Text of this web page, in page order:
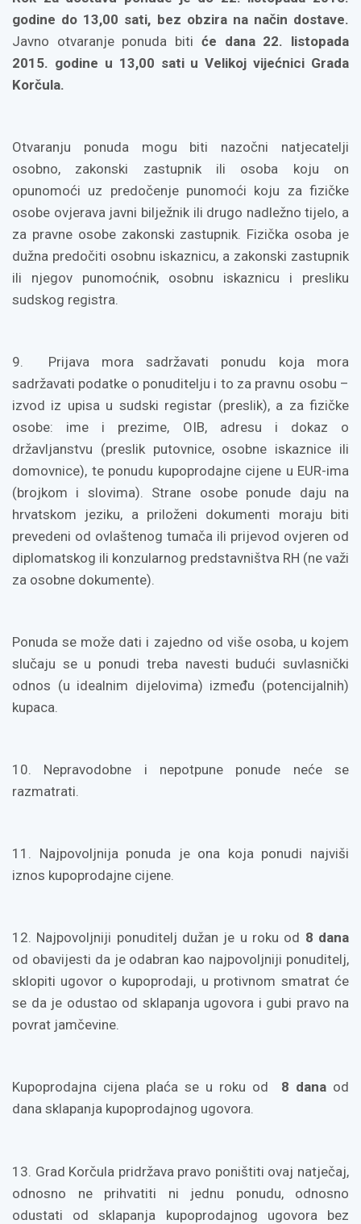
godine do 13,00 sati, bez obzira na način dostave.
Javno otvaranje ponuda biti će dana 22. listopada
2015. godine u 13,00 sati u Velikoj vijećnici Grada
Korčula.
Otvaranju ponuda mogu biti nazočni natjecatelji
osobno, zakonski zastupnik ili osoba koju on
opunomoći uz predočenje punomoći koju za fizičke
osobe ovjerava javni bilježnik ili drugo nadležno tijelo, a
za pravne osobe zakonski zastupnik. Fizička osoba je
dužna predočiti osobnu iskaznicu, a zakonski zastupnik
ili njegov punomoćnik, osobnu iskaznicu i presliku
sudskog registra.
9. Prijava mora sadržavati ponudu koja mora
sadržavati podatke o ponuditelju i to za pravnu osobu –
izvod iz upisa u sudski registar (preslik), a za fizičke
osobe: ime i prezime, OIB, adresu i dokaz o
državljanstvu (preslik putovnice, osobne iskaznice ili
domovnice), te ponudu kupoprodajne cijene u EUR-ima
(brojkom i slovima). Strane osobe ponude daju na
hrvatskom jeziku, a priloženi dokumenti moraju biti
prevedeni od ovlaštenog tumača ili prijevod ovjeren od
diplomatskog ili konzularnog predstavništva RH (ne važi
za osobne dokumente).
Ponuda se može dati i zajedno od više osoba, u kojem
slučaju se u ponudi treba navesti budući suvlasnički
odnos (u idealnim dijelovima) između (potencijalnih)
kupaca.
10. Nepravodobne i nepotpune ponude neće se
razmatrati.
11. Najpovoljnija ponuda je ona koja ponudi najviši
iznos kupoprodajne cijene.
12. Najpovoljniji ponuditelj dužan je u roku od 8 dana
od obavijesti da je odabran kao najpovoljniji ponuditelj,
sklopiti ugovor o kupoprodaji, u protivnom smatrat će
se da je odustao od sklapanja ugovora i gubi pravo na
povrat jamčevine.
Kupoprodajna cijena plaća se u roku od 8 dana od
dana sklapanja kupoprodajnog ugovora.
13. Grad Korčula pridržava pravo poništiti ovaj natječaj,
odnosno ne prihvatiti ni jednu ponudu, odnosno
odustati od sklapanja kupoprodajnog ugovora bez